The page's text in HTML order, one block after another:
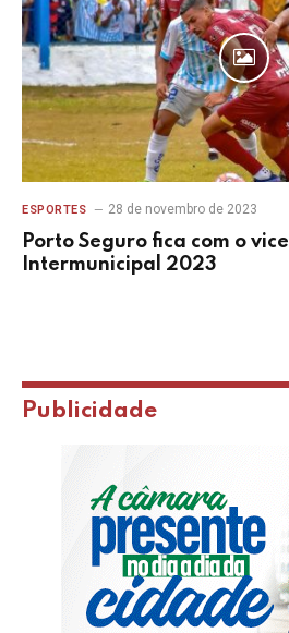
ESPORTES 28 de novembro de 2023
Porto Seguro fica com o
Intermunicipal 2023
Publicidade